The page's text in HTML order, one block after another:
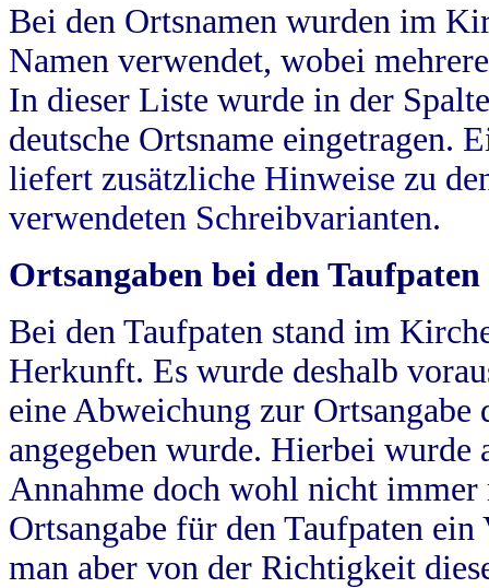
Bei den Ortsnamen wurden im
Namen verwendet, wobei
In dieser Liste wurde in der
deutsche Ortsname eingetragen.
liefert zusätzliche Hinweise zu
verwendeten Schreibvarianten.
Ortsangaben bei den Taufpaten
Bei den Taufpaten stand im
Herkunft. Es wurde deshalb
eine Abweichung zur
angegeben wurde. Hierbei wurde
Annahme doch wohl nicht
Ortsangabe für den Taufpaten
man aber von der Richtigkeit